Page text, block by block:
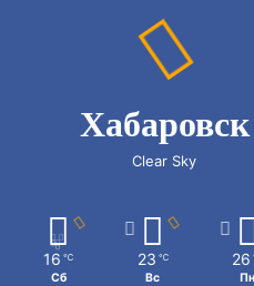
Хабаровск
Clear Sky
16 ℃
Сб
23 ℃
Вс
26
Пн